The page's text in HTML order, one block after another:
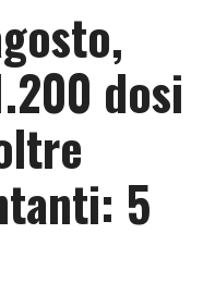
dosi
5